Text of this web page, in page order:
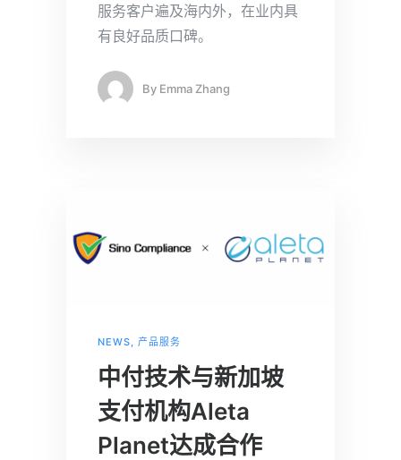
服务客户遍及海内外，在业内具
有良好品质口碑。
By Emma Zhang
NEWS 产品服务
中付技术与新加坡
支付机构Aleta
Planet达成合作